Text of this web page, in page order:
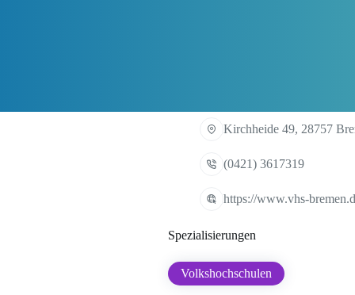
Kirchheide 49, 28757
(0421) 3617319
https://www.vhs-
Spezialisierungen
Volkshochschulen